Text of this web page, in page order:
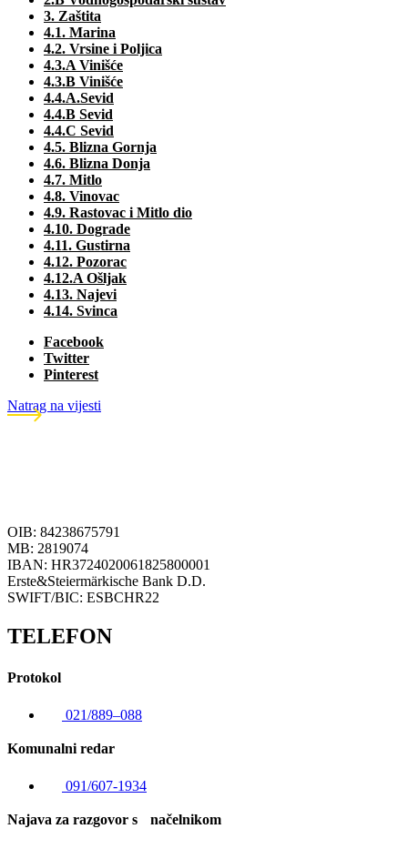
3. Zaštita
4.1. Marina
4.2. Vrsine i Poljica
4.3.A Vinišće
4.3.B Vinišće
4.4.A.Sevid
4.4.B Sevid
4.4.C Sevid
4.5. Blizna Gornja
4.6. Blizna Donja
4.7. Mitlo
4.8. Vinovac
4.9. Rastovac i Mitlo dio
4.10. Dograde
4.11. Gustirna
4.12. Pozorac
4.12.A Ošljak
4.13. Najevi
4.14. Svinca
Facebook
Twitter
Pinterest
Natrag na vijesti
OIB: 84238675791
MB: 2819074
IBAN: HR3724020061825800001
Erste&Steiermärkische Bank D.D.
SWIFT/BIC: ESBCHR22
TELEFON
Protokol
021/889–088
Komunalni redar
091/607-1934
Najava za razgovor s načelnikom